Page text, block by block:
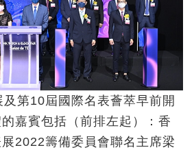
第10屆國際名表薈萃早前開
嘉賓包括（前排左起）：香
2022籌備委員會聯名主席梁